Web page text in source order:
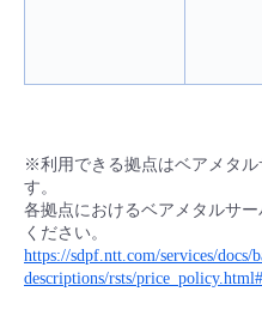
※利用できる拠点はベアメタ
す。
各拠点におけるベアメタルサ
ください。
https://sdpf.ntt.com/services/docs/
descriptions/rsts/